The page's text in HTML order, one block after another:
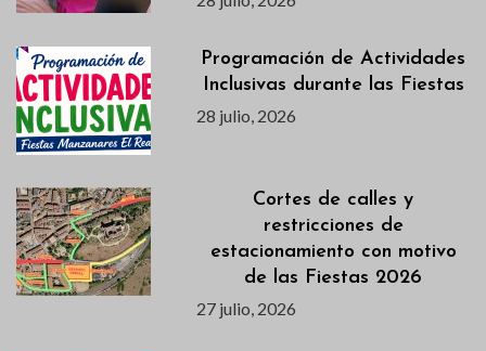
Programación de Actividades
Inclusivas durante las Fiestas
28 julio, 2026
Cortes de calles y
restricciones de
estacionamiento con motivo
de las Fiestas 2026
27 julio, 2026